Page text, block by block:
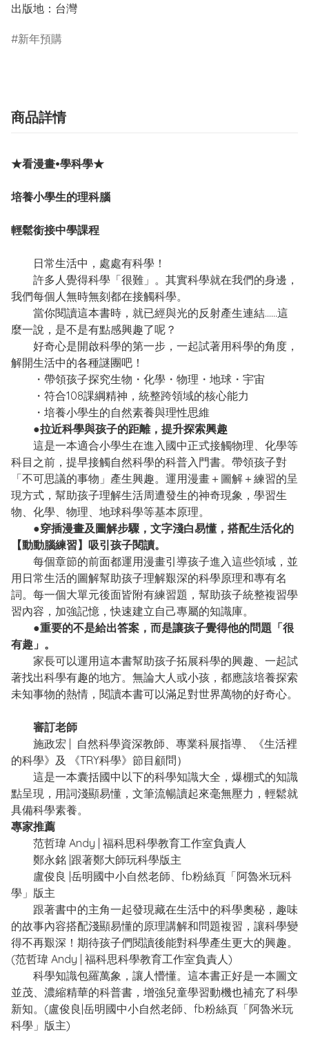
出版地：台灣
新年預購
商品詳情
★看漫畫•學科學★
培養小學生的理科腦
輕鬆銜接中學課程
日常生活中，處處有科學！
許多人覺得科學「很難」。其實科學就在我們的身邊，
我們每個人無時無刻都在接觸科學。
當你閱讀這本書時，就已經與光的反射產生連結……這
麼一說，是不是有點感興趣了呢？
好奇心是開啟科學的第一步，一起試著用科學的角度，
解開生活中的各種謎團吧！
・帶領孩子探究生物・化學・物理・地球・宇宙
・符合108課綱精神，統整跨領域的核心能力
・培養小學生的自然素養與理性思維
●拉近科學與孩子的距離，提升探索興趣
這是一本適合小學生在進入國中正式接觸物理、化學等
科目之前，提早接觸自然科學的科普入門書。帶領孩子對
「不可思議的事物」產生興趣。運用漫畫＋圖解＋練習的呈
現方式，幫助孩子理解生活周遭發生的神奇現象，學習生
物、化學、物理、地球科學等基本原理。
●穿插漫畫及圖解步驟，文字淺白易懂，搭配生活化的
【動動腦練習】吸引孩子閱讀。
每個章節的前面都運用漫畫引導孩子進入這些領域，並
用日常生活的圖解幫助孩子理解艱深的科學原理和專有名
詞。每一個大單元後面皆附有練習題，幫助孩子統整複習學
習內容，加強記憶，快速建立自己專屬的知識庫。
●重要的不是給出答案，而是讓孩子覺得他的問題「很
有趣」。
家長可以運用這本書幫助孩子拓展科學的興趣、一起試
著找出科學有趣的地方。無論大人或小孩，都應該培養探索
未知事物的熱情，閱讀本書可以滿足對世界萬物的好奇心。
審訂老師
施政宏 | 自然科學資深教師、專業科展指導、《生活裡
的科學》及 《TRY科學》節目顧問）
這是一本囊括國中以下的科學知識大全，爆棚式的知識
點呈現，用詞淺顯易懂，文筆流暢讀起來毫無壓力，輕鬆就
具備科學素養。
專家推薦
范哲瑋 Andy | 福科思科學教育工作室負責人
鄭永銘 |跟著鄭大師玩科學版主
盧俊良 |岳明國中小自然老師、fb粉絲頁「阿魯米玩科
學」版主
跟著書中的主角一起發現藏在生活中的科學奧秘，趣味
的故事內容搭配淺顯易懂的原理講解和問題複習，讓科學變
得不再艱深！期待孩子們閱讀後能對科學產生更大的興趣。
(范哲瑋 Andy | 福科思科學教育工作室負責人)
科學知識包羅萬象，讓人懵懂。這本書正好是一本圖文
並茂、濃縮精華的科普書，增強兒童學習動機也補充了科學
新知。(盧俊良|岳明國中小自然老師、fb粉絲頁「阿魯米玩
科學」版主)